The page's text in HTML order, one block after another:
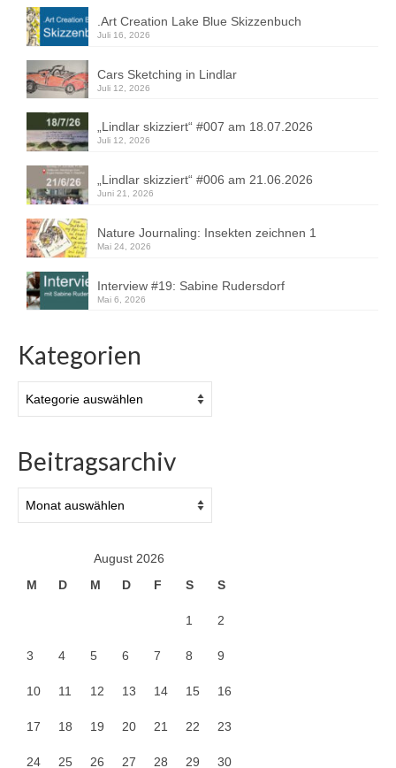
.Art Creation Lake Blue Skizzenbuch
Juli 16, 2026
Cars Sketching in Lindlar
Juli 12, 2026
„Lindlar skizziert“ #007 am 18.07.2026
Juli 12, 2026
„Lindlar skizziert“ #006 am 21.06.2026
Juni 21, 2026
Nature Journaling: Insekten zeichnen 1
Mai 24, 2026
Interview #19: Sabine Rudersdorf
Mai 6, 2026
Kategorien
Beitragsarchiv
August 2026
M
D M D F S S
1 2
3 4 5 6 7 8 9
10 11 12 13 14 15 16
17 18 19 20 21 22 23
24 25 26 27 28 29 30